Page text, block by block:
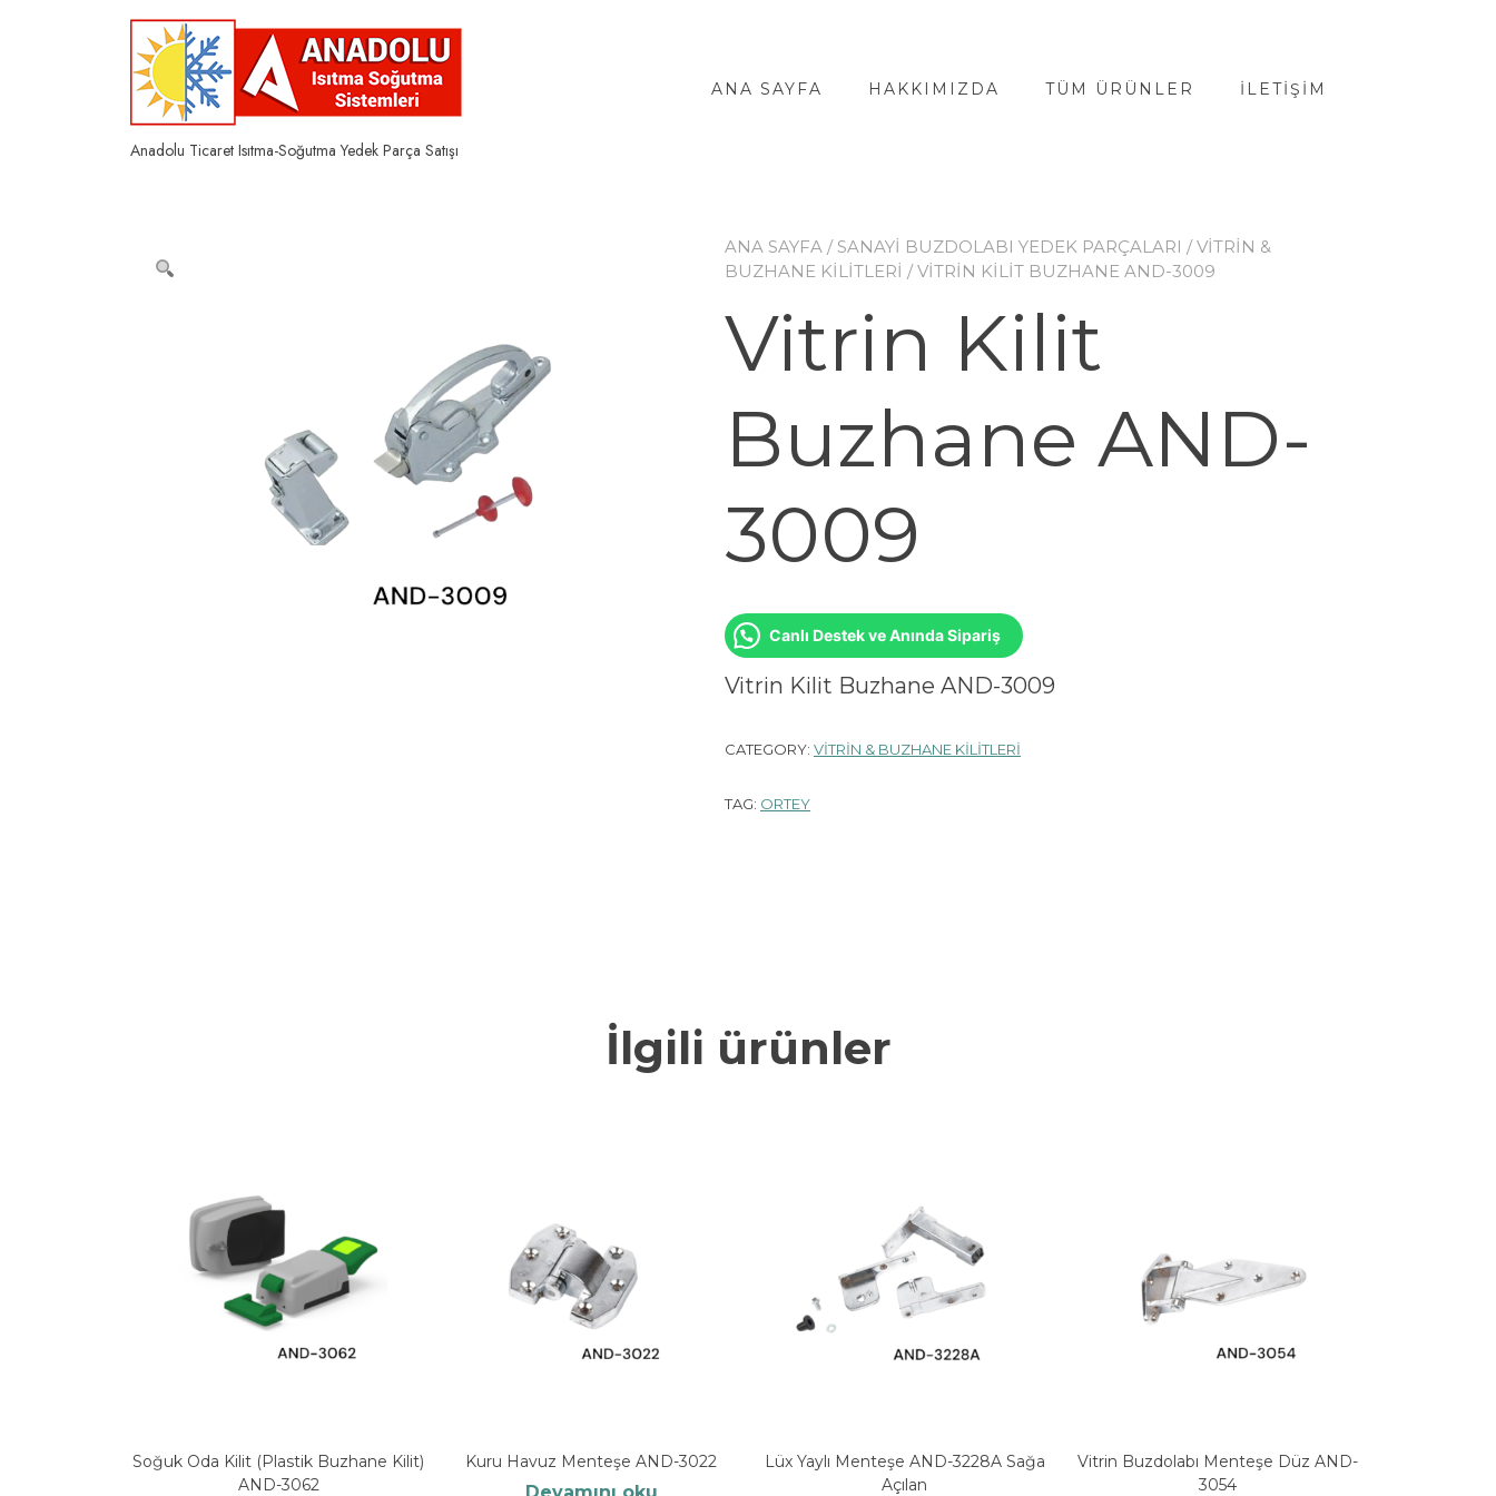
Anadolu Ticaret Isıtma-Soğutma Yedek Parça Satışı
ANA SAYFA HAKKIMIZDA TÜM ÜRÜNLER İLETIŞIM
ANA SAYFA / SANAYİ BUZDOLABI YEDEK PARÇALARI /VİTRİN &
BUZHANE KİLİTLERİ / VITRIN KILIT BUZHANE AND-3009
Vitrin Kilit
Buzhane AND-
3009
Canlı Destek ve Anında Sipariş
Vitrin Kilit Buzhane AND-3009
CATEGORY: VİTRİN & BUZHANE KİLİTLERİ
TAG: ORTEY
İlgili ürünler
Soğuk Oda Kilit (Plastik Buzhane Kilit)
AND-3062
Kuru Havuz Menteşe AND-3022
Lüx Yaylı Menteşe AND-3228A Sağa
Açılan
Vitrin Buzdolabı Menteşe Düz AND-
3054